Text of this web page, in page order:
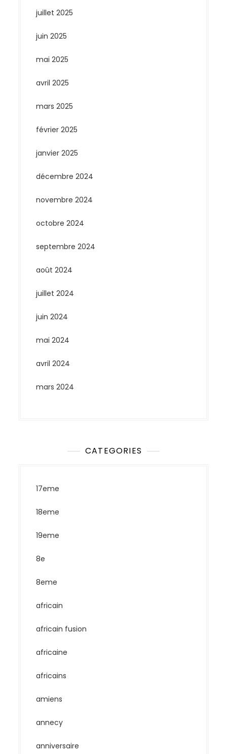
juillet 2025
juin 2025
mai 2025
avril 2025
mars 2025
février 2025
janvier 2025
décembre 2024
novembre 2024
octobre 2024
septembre 2024
août 2024
juillet 2024
juin 2024
mai 2024
avril 2024
mars 2024
CATEGORIES
17eme
18eme
19eme
8e
8eme
africain
africain fusion
africaine
africains
amiens
annecy
anniversaire